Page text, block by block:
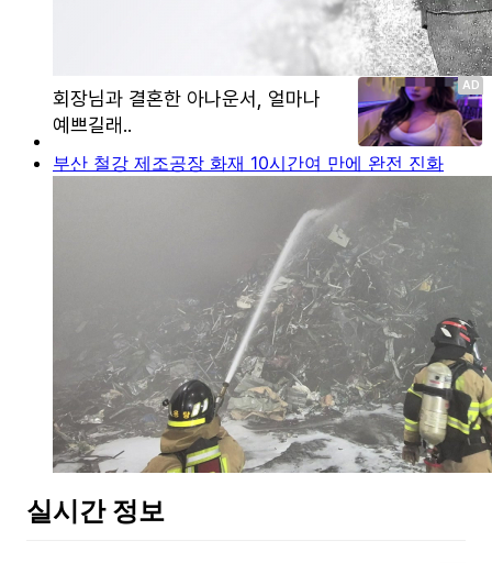
부산 철강 제조공장 화재 10시간여 만에 완전 진화
실시간 정보